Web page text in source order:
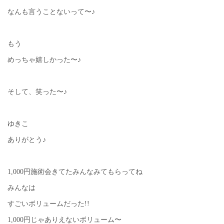
なんも言うことないって〜♪
もう
めっちゃ嬉しかった〜♪
そして、笑った〜♪
ゆきこ
ありがとう♪
1,000円施術会きてたみんなみてもらってね
みんなは
すごいボリュームだった!!
1,000円じゃありえないボリューム〜